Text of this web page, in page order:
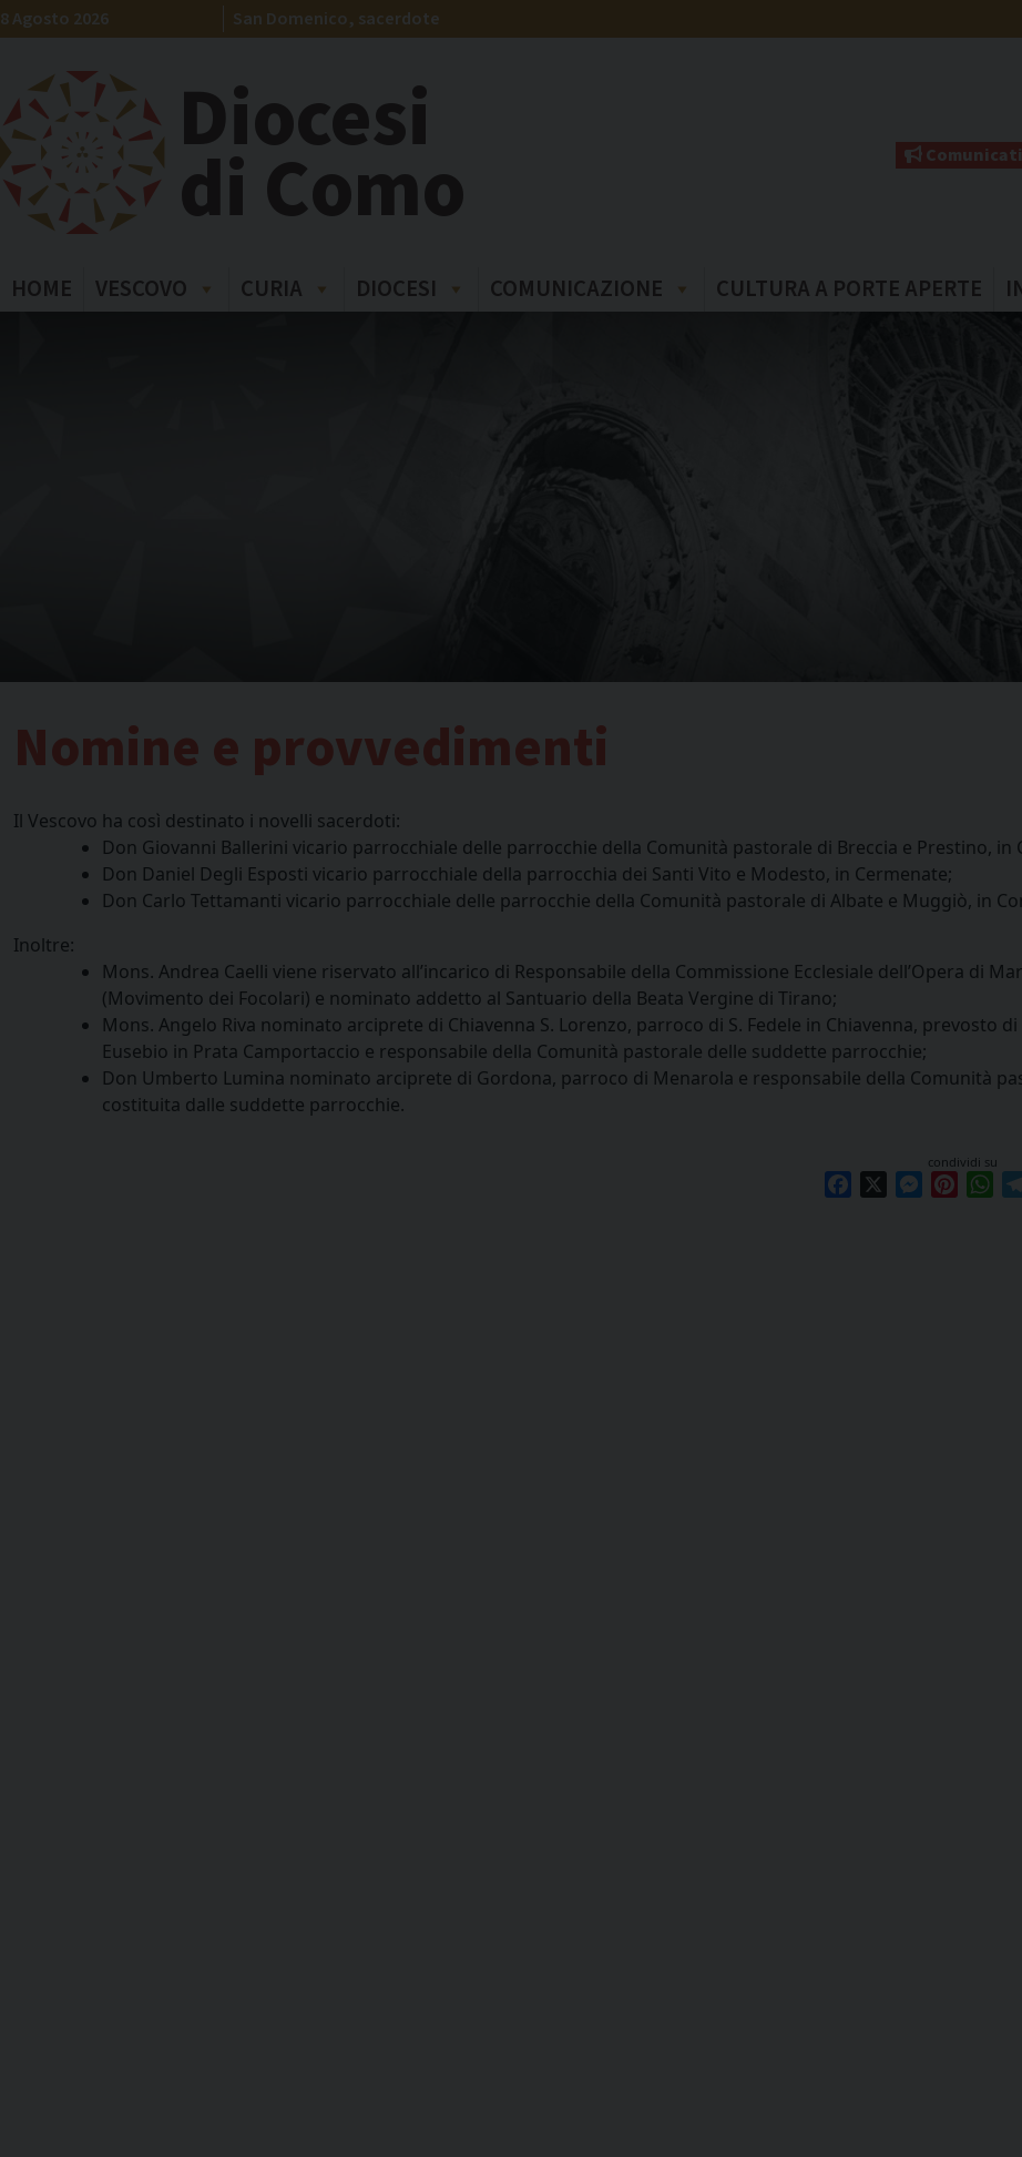
Skip
to
8 Agosto 2026 San Domenico, sacerdote
Diocesi
di Como
HOME VESCOVO CURIA DIOCESI COMUNICAZIONE CULTURA A PORTE APERTE
Nomine e provvedimenti
Il Vescovo ha così destinato i novelli sacerdoti:
Don Giovanni Ballerini vicario parrocchiale delle parrocchie della Comunità pastorale di Breccia e Prestino, in
Don Daniel Degli Esposti vicario parrocchiale della parrocchia dei Santi Vito e Modesto, in Cermenate;
Don Carlo Tettamanti vicario parrocchiale delle parrocchie della Comunità pastorale di Albate e Muggiò, in
Inoltre:
Mons. Andrea Caelli viene riservato all’incarico di Responsabile della Commissione Ecclesiale dell’Opera di
(Movimento dei Focolari) e nominato addetto al Santuario della Beata Vergine di Tirano;
Mons. Angelo Riva nominato arciprete di Chiavenna S. Lorenzo, parroco di S. Fedele in Chiavenna, prevosto di
Eusebio in Prata Camportaccio e responsabile della Comunità pastorale delle suddette parrocchie;
Don Umberto Lumina nominato arciprete di Gordona, parroco di Menarola e responsabile della Comunità
costituita dalle suddette parrocchie.
condividi su
Facebook Messenger